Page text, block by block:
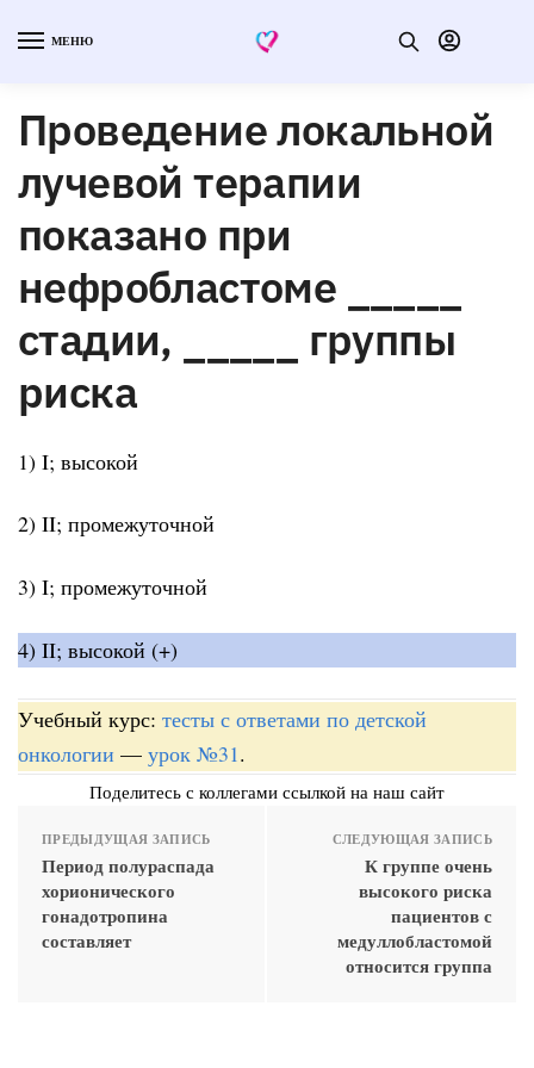
МЕНЮ
Проведение локальной
лучевой терапии
показано при
нефробластоме _____
стадии, _____ группы
риска
1) I; высокой
2) II; промежуточной
3) I; промежуточной
4) II; высокой (+)
Учебный курс: тесты с ответами по детской
онкологии — урок №31.
Поделитесь с коллегами ссылкой на наш сайт
ПРЕДЫДУЩАЯ ЗАПИСЬ
Период полураспада
хорионического
гонадотропина
составляет
СЛЕДУЮЩАЯ ЗАПИСЬ
К группе очень
высокого риска
пациентов с
медуллобластомой
относится группа